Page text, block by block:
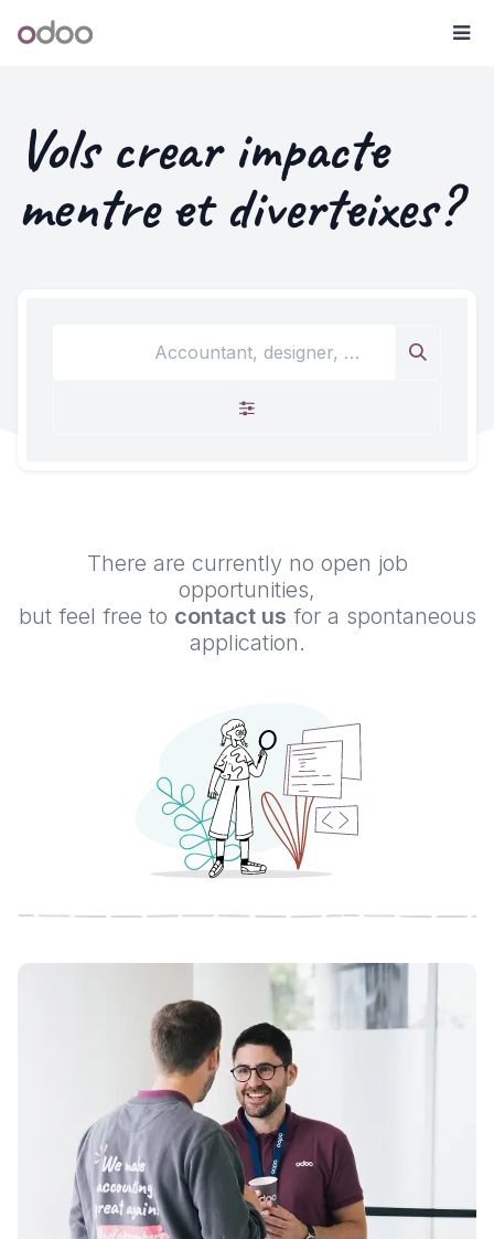
Odoo
Vols crear impacte
mentre et diverteixes?
There are currently no open job
opportunities,
but feel free to contact us for a spontaneous
application.